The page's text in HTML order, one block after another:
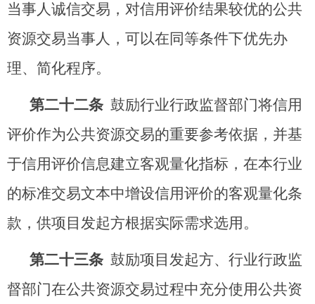
当事人诚信交易，对信用评价结果较优的公共
资源交易当事人，可以在同等条件下优先办
理、简化程序。
第二十二条 鼓励行业行政监督部门将信用
评价作为公共资源交易的重要参考依据，并基
于信用评价信息建立客观量化指标，在本行业
的标准交易文本中增设信用评价的客观量化条
款，供项目发起方根据实际需求选用。
第二十三条 鼓励项目发起方、行业行政监
督部门在公共资源交易过程中充分使用公共资